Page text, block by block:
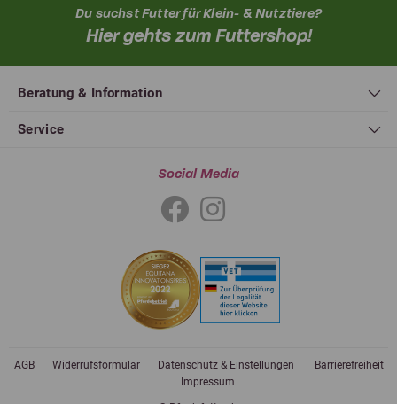
Du suchst Futter für Klein- & Nutztiere?
Hier gehts zum Futtershop!
Beratung & Information
Service
Social Media
AGB Widerrufsformular Datenschutz & Einstellungen
Barrierefreiheit
Impressum